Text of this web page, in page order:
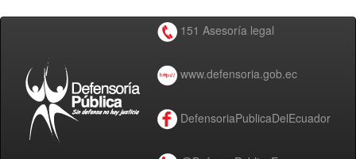
151 Asesoría legal
www.defensoria.gob.ec
DefensoriaPublicaDelEcuador